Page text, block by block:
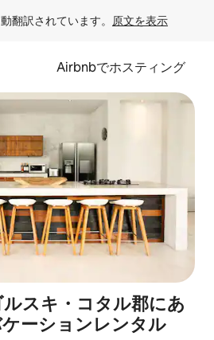
翻訳されています。 原文を表示
Airbnbでホスティング
スキ・コタル郡にあ
ーションレンタル